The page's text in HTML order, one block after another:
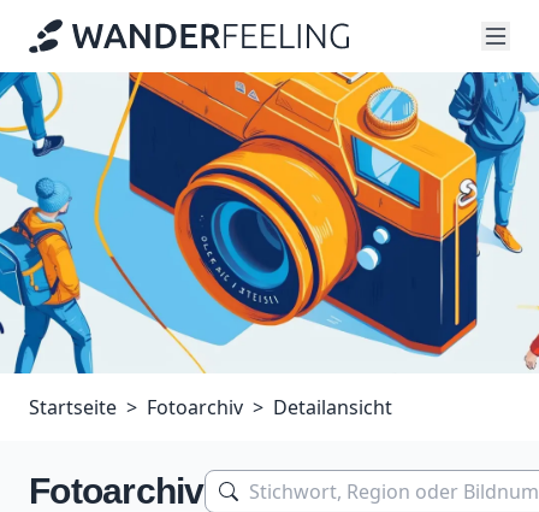
Startseite Fotoarchiv Detailansicht
Fotoarchiv